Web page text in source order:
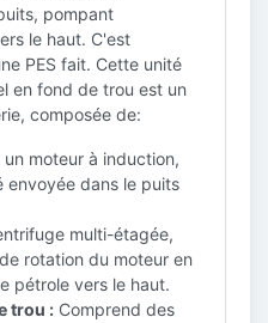
pompant
le haut. C'est
PES fait. Cette unité
en fond de trou est un
composée de:
un moteur à induction,
envoyée dans le puits
multi-étagée,
rotation du moteur en
pétrole vers le haut.
trou : Comprend des